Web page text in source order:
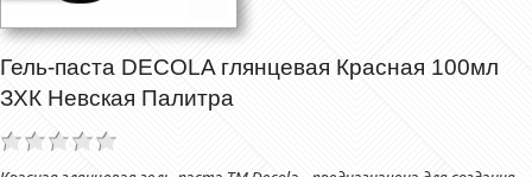
Гель-паста DECOLA глянцевая Красная 100мл
ЗХК Невская Палитра